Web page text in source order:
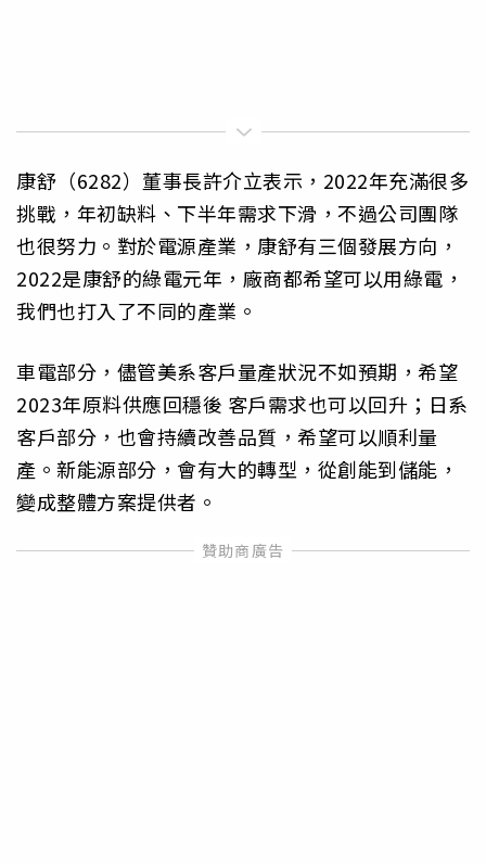
康舒（6282）董事長許介立表示，2022年充滿很多
挑戰，年初缺料、下半年需求下滑，不過公司團隊
也很努力。對於電源產業，康舒有三個發展方向，
2022是康舒的綠電元年，廠商都希望可以用綠電，
我們也打入了不同的產業。
車電部分，儘管美系客戶量產狀況不如預期，希望
2023年原料供應回穩後 客戶需求也可以回升；日系
客戶部分，也會持續改善品質，希望可以順利量
產。新能源部分，會有大的轉型，從創能到儲能，
變成整體方案提供者。